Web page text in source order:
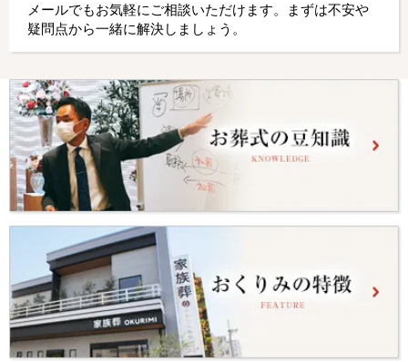
メールでもお気軽にご相談いただけます。まずは不安や
疑問点から一緒に解決しましょう。